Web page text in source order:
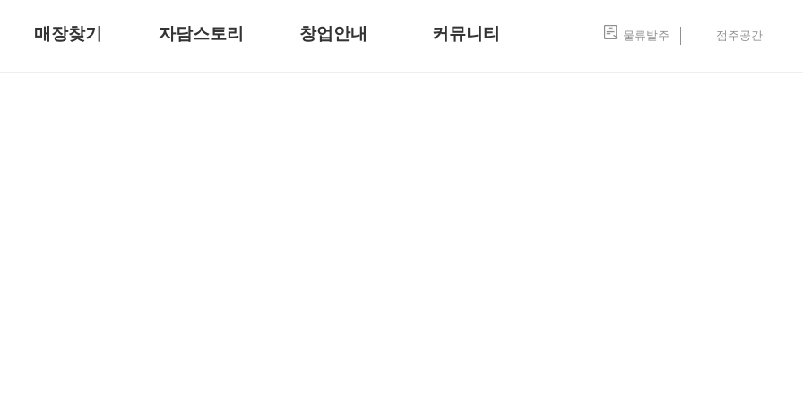
물류발주 점주공간
매장찾기 자담스토리 창업안내 커뮤니티